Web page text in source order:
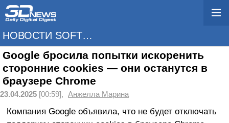
НОВОСТИ SOFTWARE
Google бросила попытки искоренить
сторонние cookies — они останутся в
браузере Chrome
23.04.2025 [00:59], Анжелла Марина
Компания Google объявила, что не будет отключать